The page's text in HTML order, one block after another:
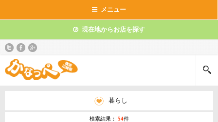
メニュー
現在地からお店を探す
暮らし
検索結果： 54件